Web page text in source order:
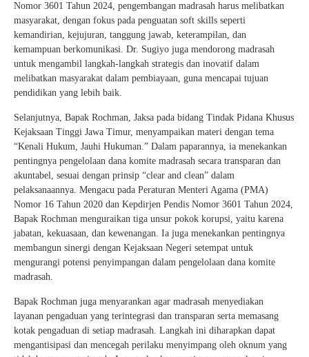
Nomor 3601 Tahun 2024, pengembangan madrasah harus melibatkan
masyarakat, dengan fokus pada penguatan soft skills seperti
kemandirian, kejujuran, tanggung jawab, keterampilan, dan
kemampuan berkomunikasi. Dr. Sugiyo juga mendorong madrasah
untuk mengambil langkah-langkah strategis dan inovatif dalam
melibatkan masyarakat dalam pembiayaan, guna mencapai tujuan
pendidikan yang lebih baik.
Selanjutnya, Bapak Rochman, Jaksa pada bidang Tindak Pidana Khusus
Kejaksaan Tinggi Jawa Timur, menyampaikan materi dengan tema
“Kenali Hukum, Jauhi Hukuman.” Dalam paparannya, ia menekankan
pentingnya pengelolaan dana komite madrasah secara transparan dan
akuntabel, sesuai dengan prinsip “clear and clean” dalam
pelaksanaannya. Mengacu pada Peraturan Menteri Agama (PMA)
Nomor 16 Tahun 2020 dan Kepdirjen Pendis Nomor 3601 Tahun 2024,
Bapak Rochman menguraikan tiga unsur pokok korupsi, yaitu karena
jabatan, kekuasaan, dan kewenangan. Ia juga menekankan pentingnya
membangun sinergi dengan Kejaksaan Negeri setempat untuk
mengurangi potensi penyimpangan dalam pengelolaan dana komite
madrasah.
Bapak Rochman juga menyarankan agar madrasah menyediakan
layanan pengaduan yang terintegrasi dan transparan serta memasang
kotak pengaduan di setiap madrasah. Langkah ini diharapkan dapat
mengantisipasi dan mencegah perilaku menyimpang oleh oknum yang